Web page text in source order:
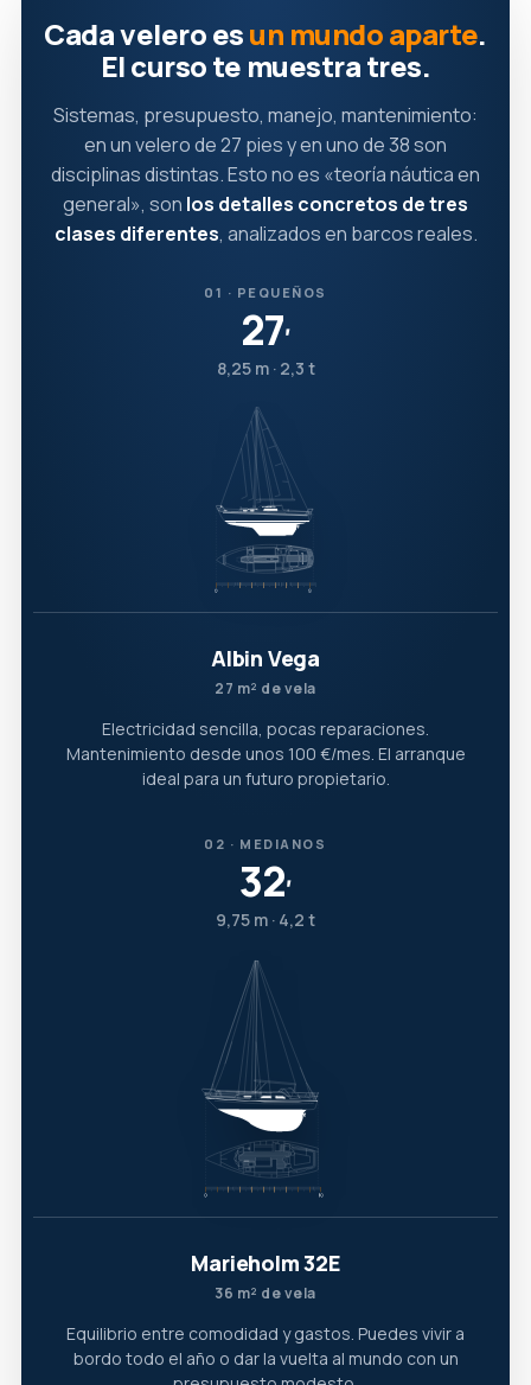
Cada velero esun mundo aparte.
El curso te muestra tres.
Sistemas, presupuesto, manejo, mantenimiento:
en un velero de 27 pies y en uno de 38 son
disciplinas distintas. Esto no es «teoría náutica en
general», son los detalles concretos de tres
clases diferentes, analizados en barcos reales.
01 · PEQUEÑOS
27′
8,25 m · 2,3 t
Albin Vega
27 m² de vela
Electricidad sencilla, pocas reparaciones.
Mantenimiento desde unos 100 €/mes. El arranque
ideal para un futuro propietario.
02 · MEDIANOS
32′
9,75 m · 4,2 t
Marieholm 32E
36 m² de vela
Equilibrio entre comodidad y gastos. Puedes vivir a
bordo todo el año o dar la vuelta al mundo con un